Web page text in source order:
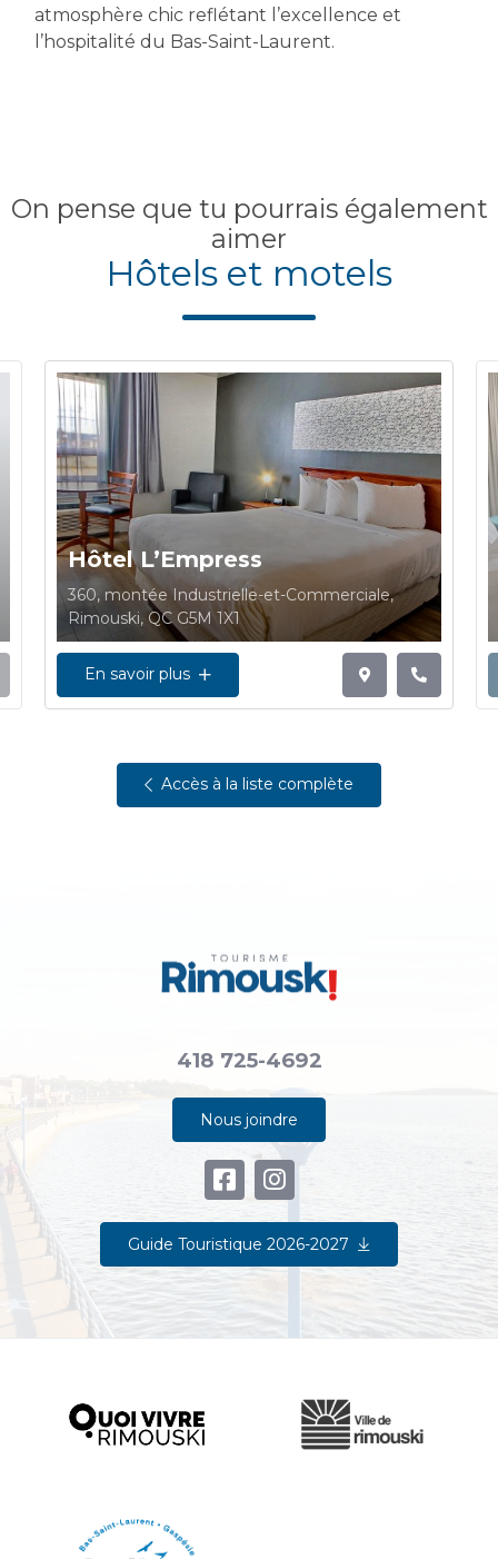
atmosphère chic reflétant l’excellence et
l’hospitalité du Bas-Saint-Laurent.
On pense que tu pourrais également
aimer
Hôtels et motels
Hôtel L’Empress
360, montée Industrielle-et-Commerciale,
Rimouski, QC G5M 1X1
En savoir plus
Accès à la liste complète
418 725-4692
Nous joindre
Guide Touristique 2026-2027